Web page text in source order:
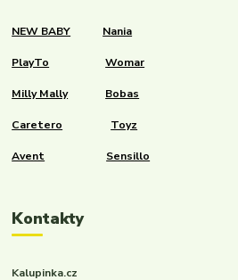
NEW BABY Nania
PlayTo Womar
Milly Mally Bobas
Caretero Toyz
Avent Sensillo
Kontakty
Kalupinka.cz